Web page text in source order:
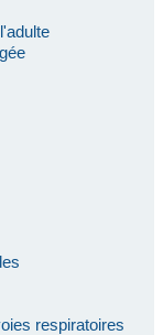
respiratoires